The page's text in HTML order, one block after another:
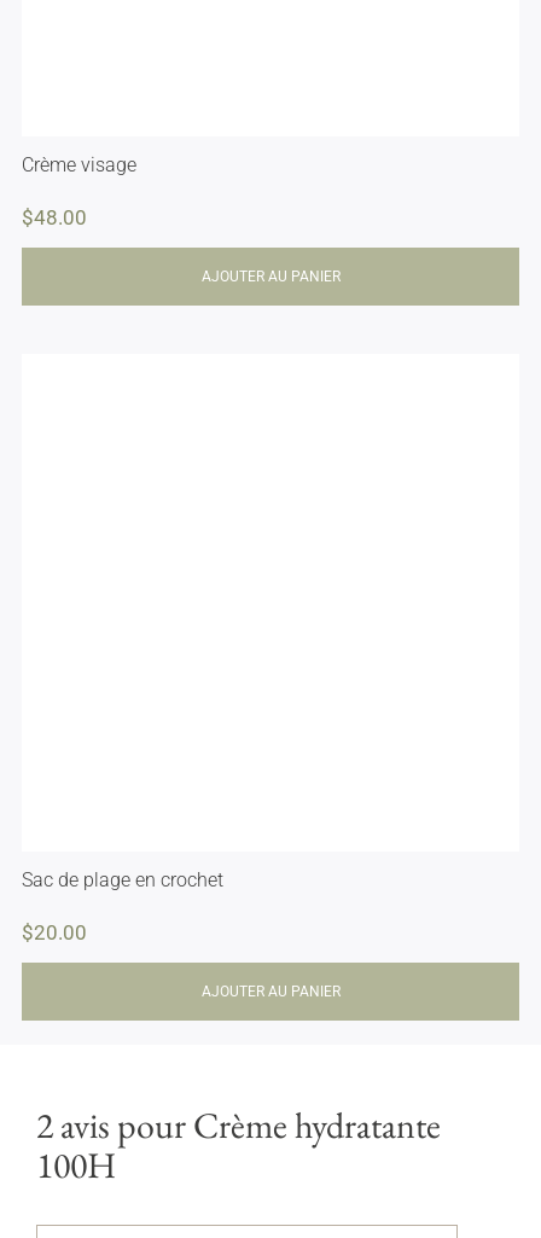
Crème visage
$48.00
AJOUTER AU PANIER
Sac de plage en crochet
$20.00
AJOUTER AU PANIER
2 avis pourCrème hydratante
100H